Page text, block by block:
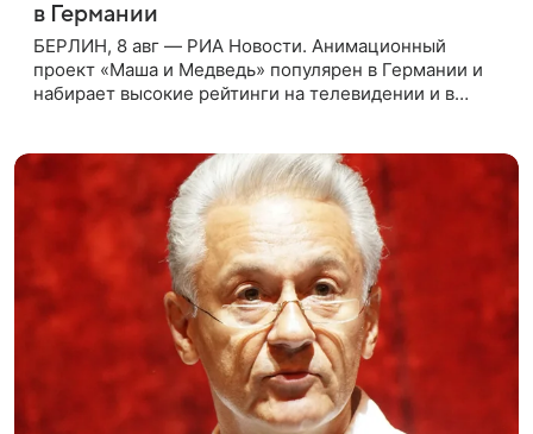
в Германии
БЕРЛИН, 8 авг — РИА Новости. Анимационный
проект «Маша и Медведь» популярен в Германии и
набирает высокие рейтинги на телевидении и в